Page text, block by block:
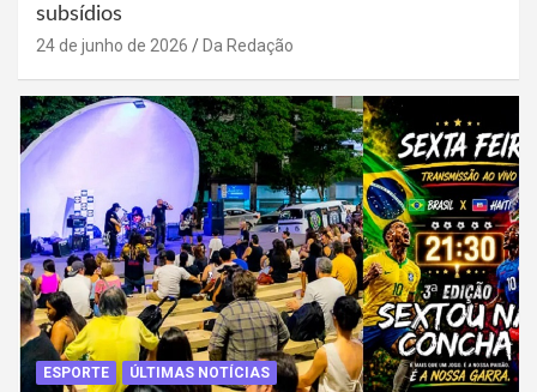
subsídios
24 de junho de 2026 Da Redação
ESPORTE ÚLTIMAS NOTÍCIAS